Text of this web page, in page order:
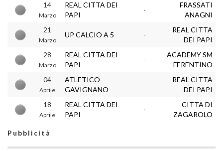
14
Marzo
REAL CITTA DEI
PAPI
-
FRASSATI
ANAGNI
21
Marzo
UP CALCIO A 5 -
REAL CITTA
DEI PAPI
28
Marzo
REAL CITTA DEI
PAPI
-
ACADEMY SM
FERENTINO
04
Aprile
ATLETICO
GAVIGNANO
-
REAL CITTA
DEI PAPI
18
Aprile
REAL CITTA DEI
PAPI
-
CITTA DI
ZAGAROLO
Pubblicità